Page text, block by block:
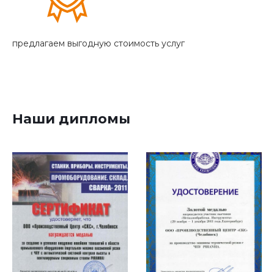
предлагаем выгодную стоимость услуг
Наши дипломы